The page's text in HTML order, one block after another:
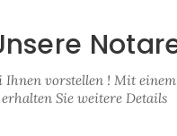
Ihnen vorstellen ! Mit
erhalten Sie weitere Details